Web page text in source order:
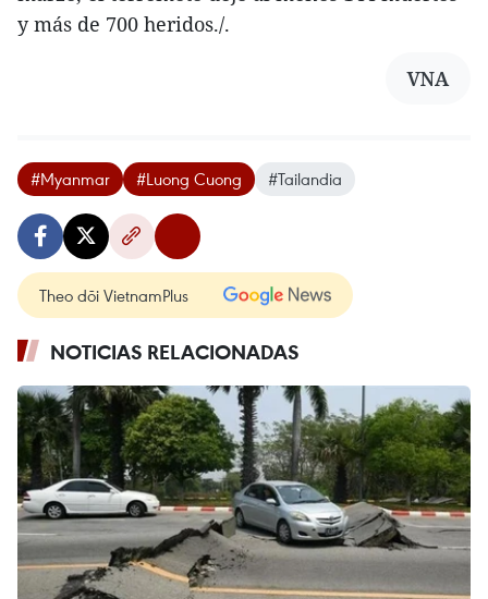
y más de 700 heridos./.
VNA
#Myanmar #Luong Cuong #Tailandia
Theo dõi VietnamPlus
NOTICIAS RELACIONADAS